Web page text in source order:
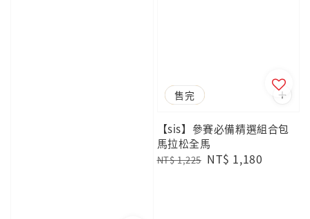
優惠
售完
【sis】參賽必備精選組合包
馬拉松全馬
Regular
NT$ 1,225 Sale
NT$ 1,180